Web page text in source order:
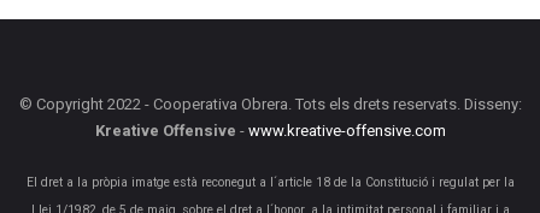
© Copyright 2022 - Cooperativa Obrera. Tots els drets reservats. Disseny:
Kreative Offensive -www.kreative-offensive.com
El dret a la pròpia imatge està reconegut a l´article 18 de la Constitució i regulat per la